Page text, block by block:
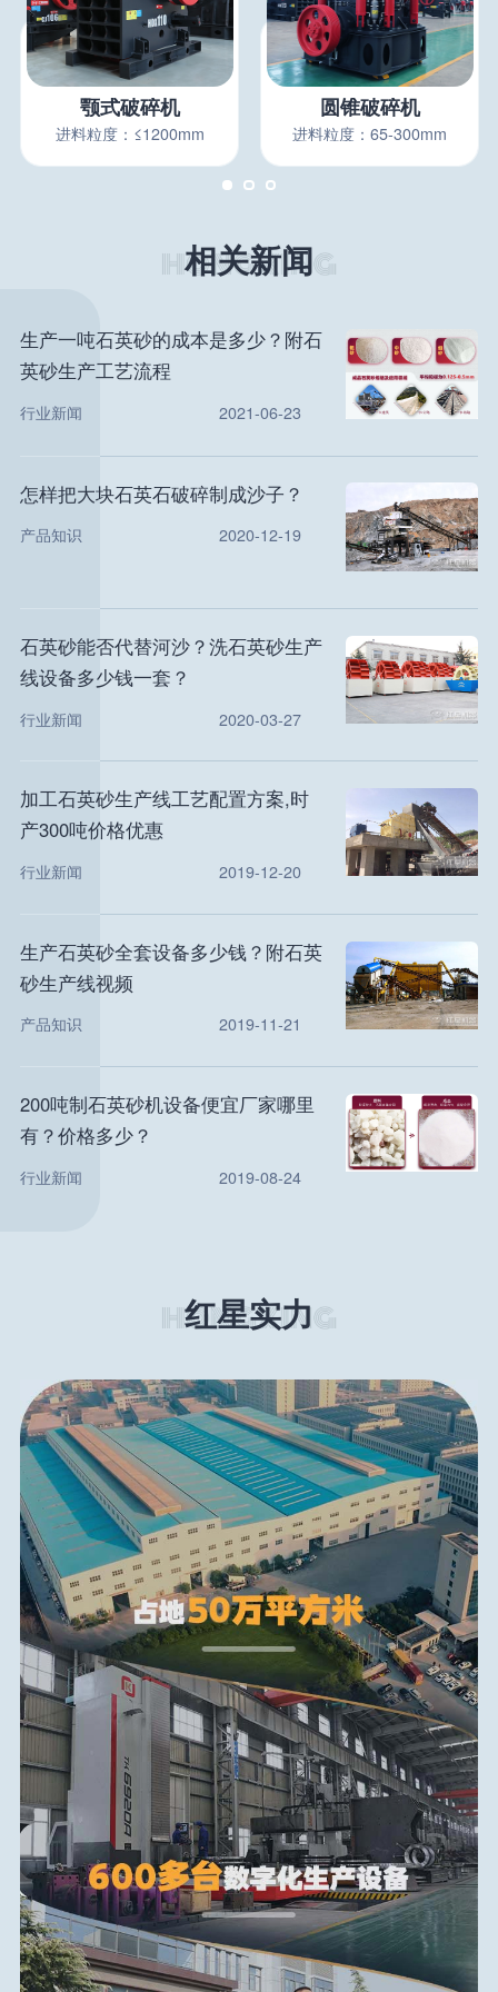
颚式破碎机
进料粒度：≤1200mm
圆锥破碎机
进料粒度：65-300mm
相关新闻
生产一吨石英砂的成本是多少？附石
英砂生产工艺流程
行业新闻 2021-06-23
怎样把大块石英石破碎制成沙子？
产品知识 2020-12-19
石英砂能否代替河沙？洗石英砂生产
线设备多少钱一套？
行业新闻 2020-03-27
加工石英砂生产线工艺配置方案,时
产300吨价格优惠
行业新闻 2019-12-20
生产石英砂全套设备多少钱？附石英
砂生产线视频
产品知识 2019-11-21
200吨制石英砂机设备便宜厂家哪里
有？价格多少？
行业新闻 2019-08-24
红星实力